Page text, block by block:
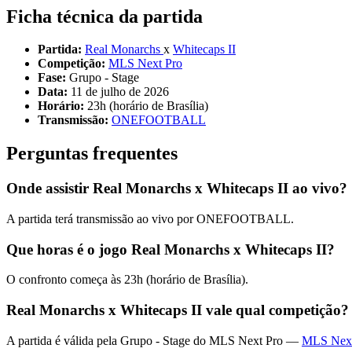
Ficha técnica da partida
Partida: Real Monarchs x Whitecaps II
Competição: MLS Next Pro
Fase: Grupo - Stage
Data: 11 de julho de 2026
Horário: 23h (horário de Brasília)
Transmissão: ONEFOOTBALL
Perguntas frequentes
Onde assistir Real Monarchs x Whitecaps II ao vivo?
A partida terá transmissão ao vivo por ONEFOOTBALL.
Que horas é o jogo Real Monarchs x Whitecaps II?
O confronto começa às 23h (horário de Brasília).
Real Monarchs x Whitecaps II vale qual competição?
A partida é válida pela Grupo - Stage do MLS Next Pro — MLS